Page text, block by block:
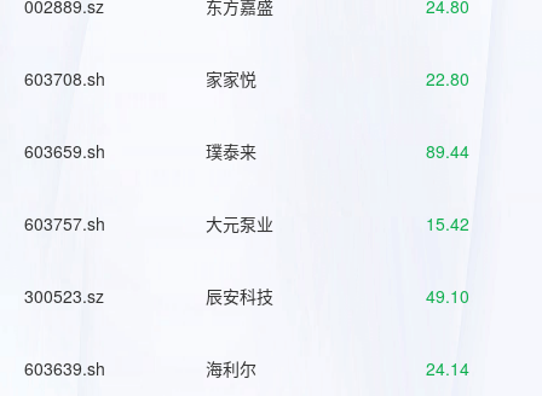
002889.sz 东方嘉盛 24.80
603708.sh 家家悦 22.80
603659.sh 璞泰来 89.44
603757.sh 大元泵业 15.42
300523.sz 辰安科技 49.10
603639.sh 海利尔 24.14